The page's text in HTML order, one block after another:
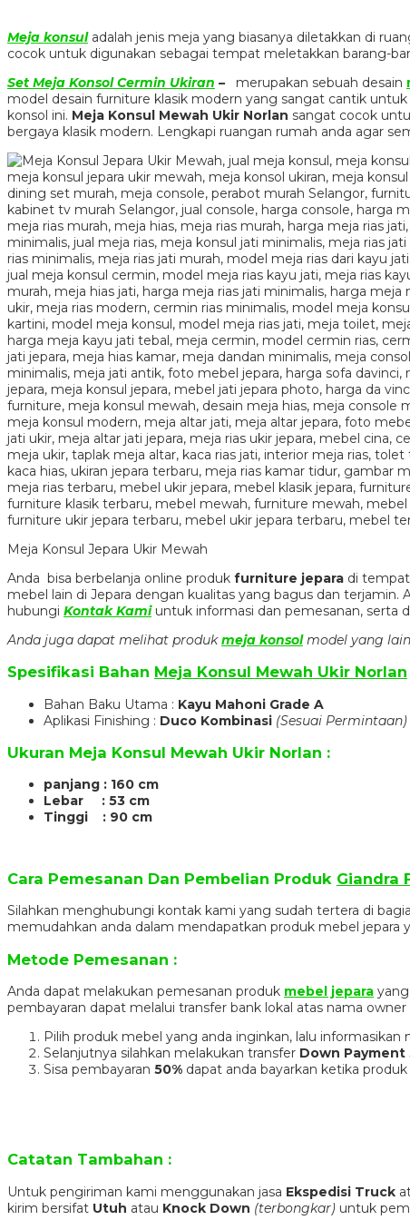
Meja konsuladalah jenis meja yang biasanya diletakkan di
cocok untuk digunakan sebagai tempat meletakkan barang-
Set Meja Konsol Cermin Ukiran – merupakan sebuah desain
model desain furniture klasik modern yang sangat cantik
konsol ini. Meja Konsul Mewah Ukir Norlan sangat cocok
bergaya klasik modern. Lengkapi ruangan rumah anda agar
Meja Konsul Jepara Ukir Mewah
Anda bisa berbelanja online produk furniture jepara di
mebel lain di Jepara dengan kualitas yang bagus dan
hubungi Kontak Kamiuntuk informasi dan pemesanan, serta
Anda juga dapat melihat produkmeja konsolmodel yang lain
Spesifikasi Bahan Meja Konsul Mewah Ukir Norlan
Bahan Baku Utama : Kayu Mahoni Grade A
Aplikasi Finishing : Duco Kombinasi (Sesuai Permintaan)
Ukuran Meja Konsul Mewah Ukir Norlan :
panjang : 160 cm
Lebar : 53 cm
Tinggi : 90 cm
Cara Pemesanan Dan Pembelian Produk Giandra
Silahkan menghubungi kontak kami yang sudah tertera di
memudahkan anda dalam mendapatkan produk mebel jepara
Metode Pemesanan :
Anda dapat melakukan pemesanan produk mebel jepara
pembayaran dapat melalui transfer bank lokal atas nama owner
Pilih produk mebel yang anda inginkan, lalu
Selanjutnya silahkan melakukan transfer Down Payment
Sisa pembayaran 50% dapat anda bayarkan ketika
Catatan Tambahan :
Untuk pengiriman kami menggunakan jasa Ekspedisi Truck
kirim bersifat Utuh atau Knock Down (terbongkar) untuk